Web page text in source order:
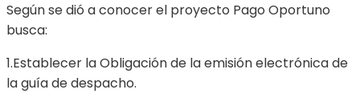
Según se dió a conocer el proyecto Pago Oportuno
busca:
1.Establecer la Obligación de la emisión electrónica de
la guía de despacho.